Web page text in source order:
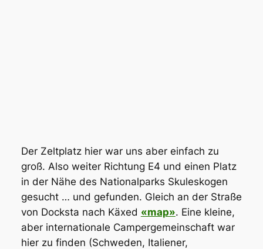
Der Zeltplatz hier war uns aber einfach zu
groß. Also weiter Richtung E4 und einen Platz
in der Nähe des Nationalparks Skuleskogen
gesucht … und gefunden. Gleich an der Straße
von Docksta nach Käxed «map». Eine kleine,
aber internationale Campergemeinschaft war
hier zu finden (Schweden, Italiener,